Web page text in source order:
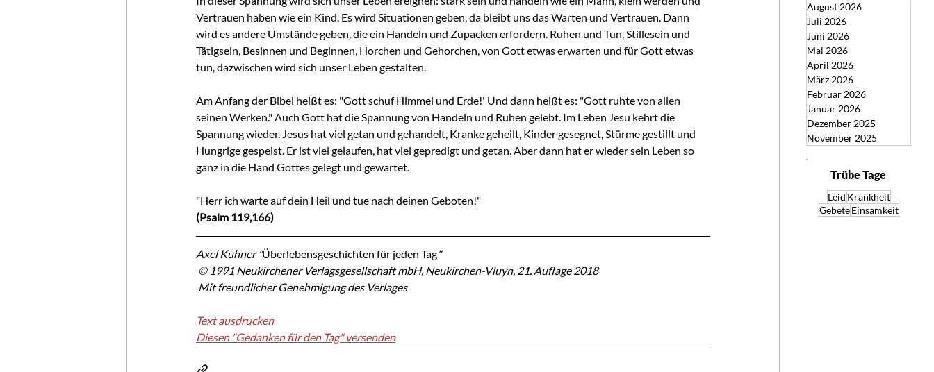
Vertrauen haben wie ein Kind. Es wird Situationen geben, da bleibt uns das Warten und Vertrauen. Dann
wird es andere Umstände geben, die ein Handeln und Zupacken erfordern. Ruhen und Tun, Stillesein und
Tätigsein, Besinnen und Beginnen, Horchen und Gehorchen, von Gott etwas erwarten und für Gott etwas
tun, dazwischen wird sich unser Leben gestalten.
Am Anfang der Bibel heißt es: "Gott schuf Himmel und Erde!' Und dann heißt es: "Gott ruhte von allen
seinen Werken." Auch Gott hat die Spannung von Handeln und Ruhen gelebt. Im Leben Jesu kehrt die
Spannung wieder. Jesus hat viel getan und gehandelt, Kranke geheilt, Kinder gesegnet, Stürme gestillt und
Hungrige gespeist. Er ist viel gelaufen, hat viel gepredigt und getan. Aber dann hat er wieder sein Leben so
ganz in die Hand Gottes gelegt und gewartet.
"Herr ich warte auf dein Heil und tue nach deinen Geboten!"
(Psalm 119,166)
Axel Kühner "Überlebensgeschichten für jeden Tag"
© 1991 Neukirchener Verlagsgesellschaft mbH, Neukirchen-Vluyn, 21. Auflage 2018
Mit freundlicher Genehmigung des Verlages
Text ausdrucken
Diesen "Gedanken für den Tag" versenden
August 2026
Juli 2026
Juni 2026
Mai 2026
April 2026
März 2026
Februar 2026
Januar 2026
Dezember 2025
November 2025
Trübe Tage
Leid Krankheit
Gebete Einsamkeit